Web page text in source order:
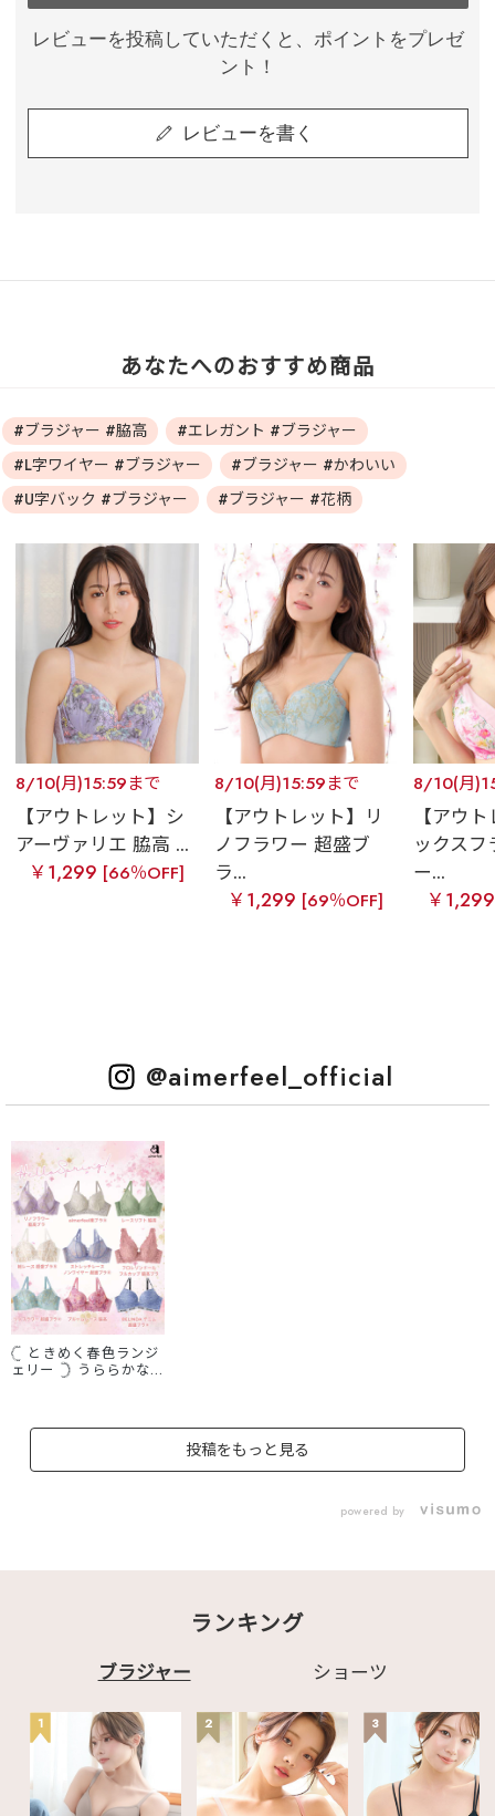
レビューを投稿していただくと、ポイントをプレゼ
ント！
レビューを書く
あなたへのおすすめ商品
#ブラジャー #脇高
#エレガント #ブラジャー
#L字ワイヤー #ブラジャー
#ブラジャー #かわいい
#U字バック #ブラジャー
#ブラジャー #花柄
8/10(月)15:59まで
【アウトレット】シ
アーヴァリエ 脇高 ...
￥1,299 [66％OFF]
8/10(月)15:59まで
【アウトレット】リ
ノフラワー 超盛ブ
ラ...
￥1,299 [69％OFF]
8/10(月
【アウ
ックス
ー...
￥
@aimerfeel_official
𓊆 ときめく春色ランジ
ェリー 𓊇 うららかな
うな、 可愛いパステル
売中💐
は"保存"がオススメ☑
@aimerfeel_official
♡┈┈┈┈┈┈┈┈┈
┈┈┈┈┈┈┈┈┈┈
┈♡ #エメフィール
#aimerfeel #ランジ
ェリーブランド #ラン
ジェリーショップ #か
投稿をもっと見る
powered by
ランキング
ブラジャー ショーツ
1 2 3